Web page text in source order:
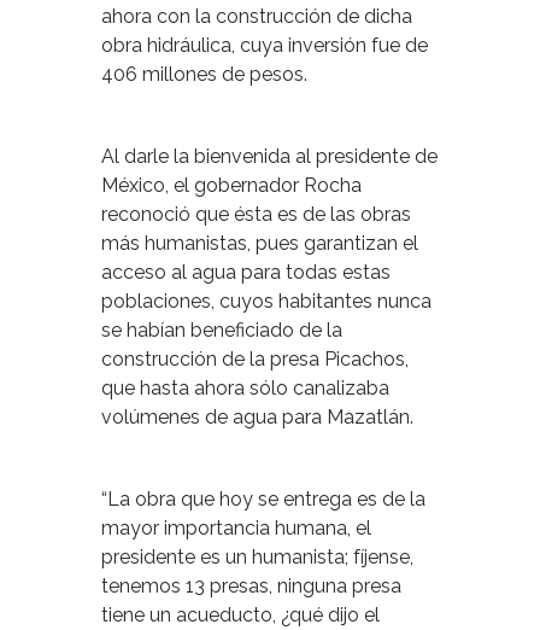
ahora con la construcción de dicha
obra hidráulica, cuya inversión fue de
406 millones de pesos.
Al darle la bienvenida al presidente de
México, el gobernador Rocha
reconoció que ésta es de las obras
más humanistas, pues garantizan el
acceso al agua para todas estas
poblaciones, cuyos habitantes nunca
se habían beneficiado de la
construcción de la presa Picachos,
que hasta ahora sólo canalizaba
volúmenes de agua para Mazatlán.
“La obra que hoy se entrega es de la
mayor importancia humana, el
presidente es un humanista; fíjense,
tenemos 13 presas, ninguna presa
tiene un acueducto, ¿qué dijo el